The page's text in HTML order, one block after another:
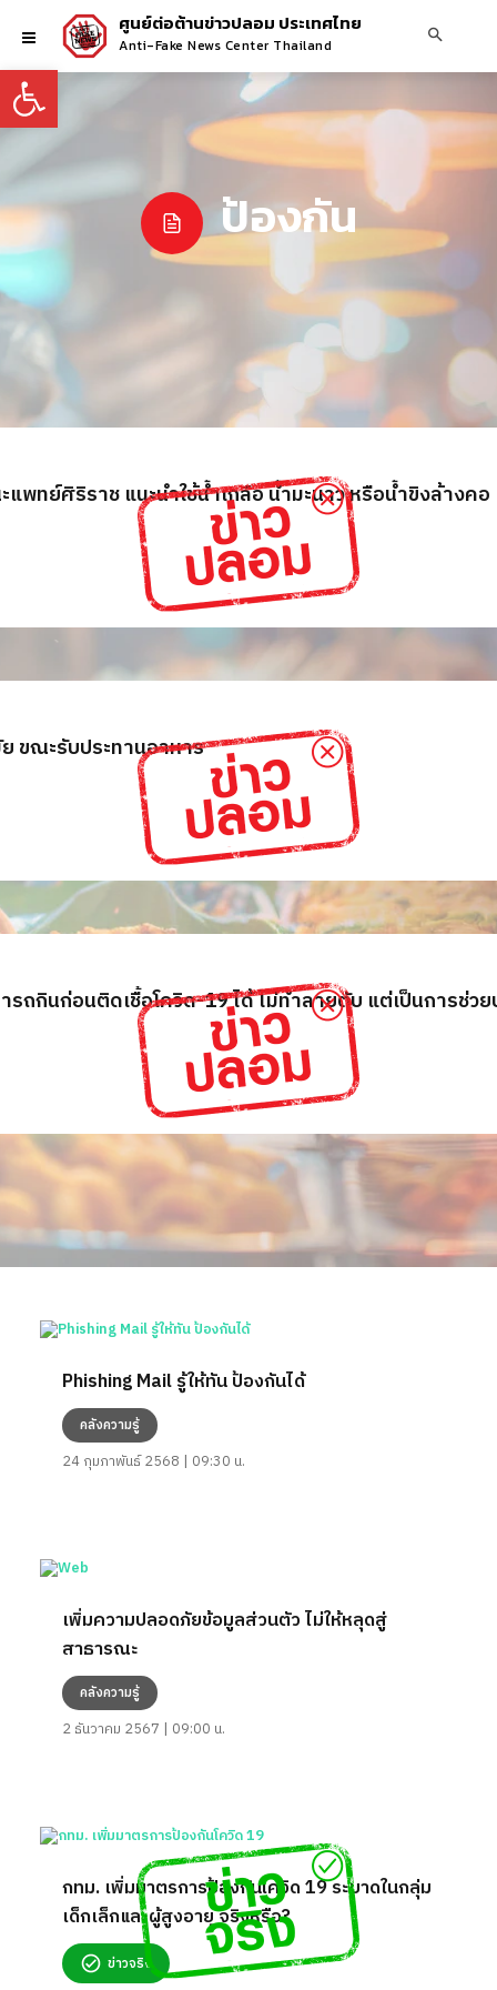
Open toolbar
ศูนย์ต่อต้านข่าวปลอม ประเทศไทย
Anti-Fake News Center Thailand
ป้องกัน
ทย์ศิริราช แนะนำใช้น้ำเกลือ น้ำมะนาว หรือน้ำขิงล้างคอ
ขณะรับประทานอาหาร
รถกินก่อนติดเชื้อโควิด-19 ได้ ไม่ทำลายตับ แต่เป็นการช่ว
Phishing Mail รู้ให้ทัน ป้องกันได้
คลังความรู้
24 กุมภาพันธ์ 2568 | 09:30 น.
เพิ่มความปลอดภัยข้อมูลส่วนตัว ไม่ให้หลุดสู่
สาธารณะ
คลังความรู้
2 ธันวาคม 2567 | 09:00 น.
กทม. เพิ่มมาตรการป้องกันโควิด 19 ระบาดในกลุ่ม
เด็กเล็กและผู้สูงอายุ จริงหรือ?
ข่าวจริง